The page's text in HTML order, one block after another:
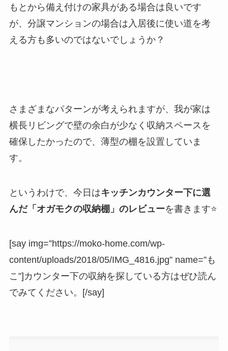
もとから備え付けの家具がある場合は良いです
が、分譲マンションの場合は入居後に使い道を考
える方も多いのではないでしょうか？
さまざまなパターンが考えられますが、我が家は
横長リビングで壁の余白が少なく収納スペースを
確保したかったので、薄型の棚を設置していま
す。
というわけで、今日はキッチンカウンター下に選
んだ「オガモクの収納棚」のレビューを書きます⭐️
[say img=”https://moko-home.com/wp-
content/uploads/2018/05/IMG_4816.jpg” name=”も
こ”]カウンター下の収納を探している方はぜひ読ん
でみてください。[/say]